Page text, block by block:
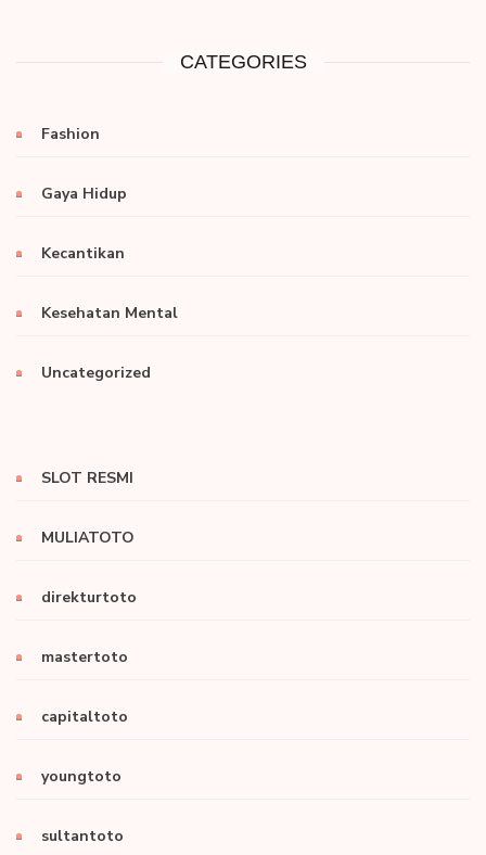
CATEGORIES
Fashion
Gaya Hidup
Kecantikan
Kesehatan Mental
Uncategorized
SLOT RESMI
MULIATOTO
direkturtoto
mastertoto
capitaltoto
youngtoto
sultantoto